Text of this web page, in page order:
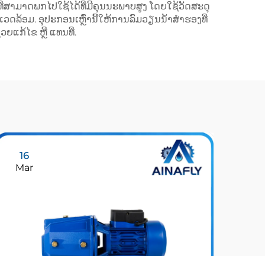
າມາດພກໄປໃຊ້ໄດ້ທີ່ມີຄຸນນະພາບສູງ ໂດຍໃຊ້ວັດສະດຸ
ວດລ້ອມ. ອຸປະກອນເຫຼົ່ານີ້ໃຫ້ການລົມວຽນນ້ຳສຳຮອງທີ່
ຍແກ້ໄຂ ຫຼື ແທນທີ່.
16
Mar